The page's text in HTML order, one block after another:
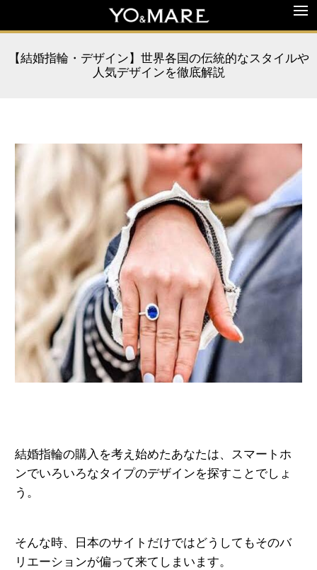
【結婚指輪・デザイン】世界各国の伝統的なスタイルや
人気デザインを徹底解説
結婚指輪の購入を考え始めたあなたは、スマートホ
ンでいろいろなタイプのデザインを探すことでしょ
う。
そんな時、日本のサイトだけではどうしてもそのバ
リエーションが偏って来てしまいます。